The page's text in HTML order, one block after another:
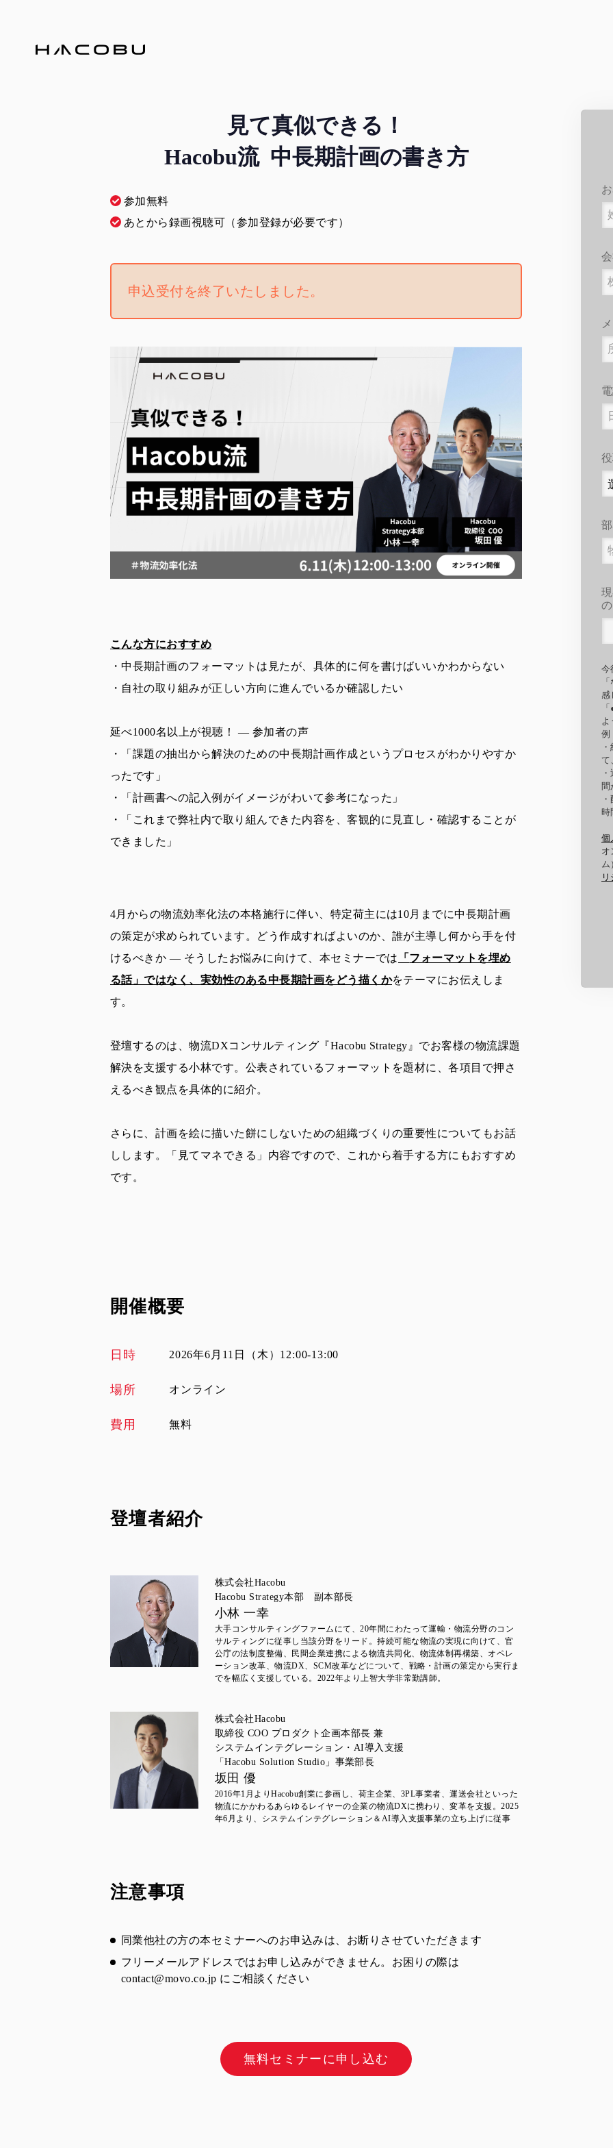
見て真似できる！
Hacobu流 中長期計画の書き方
参加無料
あとから録画視聴可（参加登録が必要です）
申込受付を終了いたしました。
こんな方におすすめ
・中長期計画のフォーマットは見たが、 具体的に何を書けばいいかわからない
・自社の取り組みが正しい方向に進んでいるか確認したい
延べ1000名以上が視聴！ ― 参加者の声
・「 課題の抽出から解決のための中長期計画作成というプロセスがわかりやすか
ったです」
・「計画書への記入例がイメージがわいて参考になった」
・「これまで弊社内で取り組んできた内容を、客観的に見直し・ 確認することが
できました」
4月からの物流効率化法の本格施行に伴い、 特定荷主には10月までに中長期計画
の策定が求められています。
どう作成すればよいのか、誰が主導し何から手を付
けるべきか ― そうしたお悩みに向けて、本セミナーでは
「 フォーマットを埋め
る話」ではなく、 実効性のある中長期計画をどう描くかをテーマにお伝えしま
す。
登壇するのは、物流DXコンサルティング『Hacobu Strategy』でお客様の物流課題
解決を支援する小林です。 公表されているフォーマットを題材に、各項目で押さ
えるべき観点を具体的に紹介。
さらに、 計画を絵に描いた餅にしないための組織づくりの重要性についてもお話
しします。「見てマネできる」内容ですので、
これから着手する方にもおすすめ
です。
開催概要
日時 2026年6月11日（木）12:00-13:00
場所 オンライン
費用 無料
登壇者紹介
株式会社Hacobu
Hacobu Strategy本部 副本部長
小林 一幸
大手コンサルティングファームにて、20年間にわたって運輸・物流分野のコン
サルティングに従事し当該分野をリード。持続可能な物流の実現に向けて、官
公庁の法制度整備、民間企業連携による物流共同化、物流体制再構築、オペレ
ーション改革、物流DX、SCM改革などについて、戦略・計画の策定から実行ま
でを幅広く支援している。2022年より上智大学非常勤講師。
株式会社Hacobu
取締役 COO プロダクト企画本部長 兼
システムインテグレーション・AI導入支援
「Hacobu Solution Studio」事業部長
坂田 優
2016年1月よりHacobu創業に参画し、荷主企業、3PL事業者、運送会社といった
物流にかかわるあらゆるレイヤーの企業の物流DXに携わり、変革を支援。2025
年6月より、システムインテグレーション＆AI導入支援事業の立ち上げに従事
注意事項
同業他社の方の本セミナーへのお申込みは、お断りさせていただきます
フリーメールアドレスではお申し込みができません。お困りの際は
contact@movo.co.jp にご相談ください
無料セミナーに申し込む
今
感
例
て
間
時
個
オ